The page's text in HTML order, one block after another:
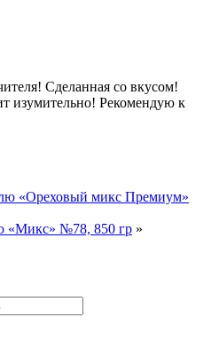
Сделанная со вкусом!
изумительно! Рекомендую к
«Ореховый микс Премиум»
«Микс» №78, 850 гр »